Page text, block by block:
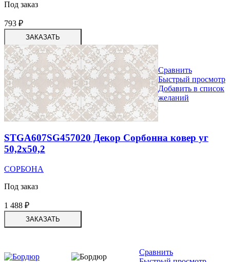
Под заказ
793 ₽
ЗАКАЗАТЬ
Сравнить
Быстрый просмотр
Добавить в список
желаний
STGA607SG457020 Декор Сорбонна ковер уг
50,2х50,2
СОРБОНА
Под заказ
1 488 ₽
ЗАКАЗАТЬ
Сравнить